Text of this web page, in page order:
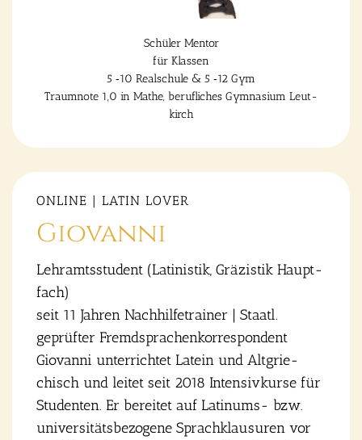
Schü­ler Men­tor
für Klas­sen
5 ‑10 Real­schu­le & 5 ‑12 Gym
Traum­no­te 1,0 in Mathe, beruf­li­ches Gym­na­si­um Leut­
kirch
ONLINE | LATIN LOVER
Gio­van­ni
Lehr­amts­stu­dent (Lati­nis­tik, Grä­zis­tik Haupt­
fach)
seit 11 Jah­ren Nach­hil­fe­trai­ner | Staatl.
geprüf­ter Fremd­spra­chen­kor­re­spon­dent
Gio­van­ni unter­rich­tet Latein und Alt­grie­
chisch und lei­tet seit 2018 Inten­siv­kur­se für
Stu­den­ten. Er berei­tet auf Lati­nums- bzw.
uni­ver­si­täts­be­zo­ge­ne Sprach­klau­su­ren vor